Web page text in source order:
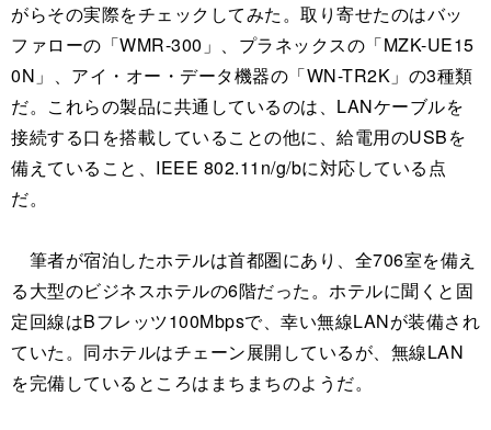
がらその実際をチェックしてみた。取り寄せたのはバッ
ファローの「WMR-300」、プラネックスの「MZK-UE15
0N」、アイ・オー・データ機器の「WN-TR2K」の3種類
だ。これらの製品に共通しているのは、LANケーブルを
接続する口を搭載していることの他に、給電用のUSBを
備えていること、IEEE 802.11n/g/bに対応している点
だ。
筆者が宿泊したホテルは首都圏にあり、全706室を備え
る大型のビジネスホテルの6階だった。ホテルに聞くと固
定回線はBフレッツ100Mbpsで、幸い無線LANが装備され
ていた。同ホテルはチェーン展開しているが、無線LAN
を完備しているところはまちまちのようだ。